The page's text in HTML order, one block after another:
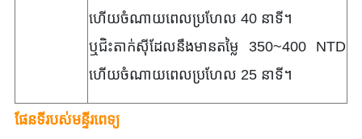
ហើយចំណាយពេលប្រហែល 40 នាទី។
ឬជិះតាក់ស៊ីដែលនឹងមានតម្លៃ 350~400 NTD
ហើយចំណាយពេលប្រហែល 25 នាទី។
ផែនទីរបស់មន្ទីរពេទ្យ